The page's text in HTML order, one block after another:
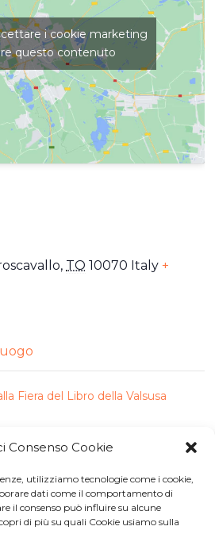
Consenso Cookie
utilizziamo tecnologie come i cookie,
dati come il comportamento di
il consenso può influire su alcune
di più su quali Cookie usiamo sulla
, TO 10070 Italy +
i cookie marketing
questo contenuto
Fiera del Libro della Valsusa
Macondo Post, la
di BuendiaBooks